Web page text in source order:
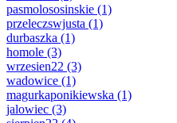
pasmolososinskie (1)
przeleczswjusta (1)
durbaszka (1)
homole (3)
wrzesien22 (3)
wadowice (1)
magurkaponikiewska (1)
jalowiec (3)